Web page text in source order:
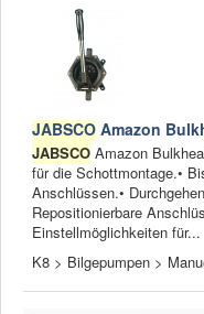
JABSCO Amazon
JABSCO Amazon
für die Schottmontage.•
Anschlüssen.•
Repositionierbare
Einstellmöglichkeiten für...
K8 > Bilgepumpen >